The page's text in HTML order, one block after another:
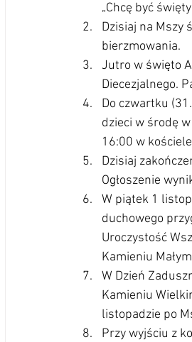
„Chcę być
Dzisiaj na Mszy
bierzmowania.
Jutro w święto
Diecezjalnego.
Do czwartku
dzieci w środę
16:00 w
Dzisiaj
Ogłoszenie
W piątek 1
duchowego
Uroczystość
Kamieniu
W Dzień
Kamieniu
listopadzie po
Przy wyjściu z